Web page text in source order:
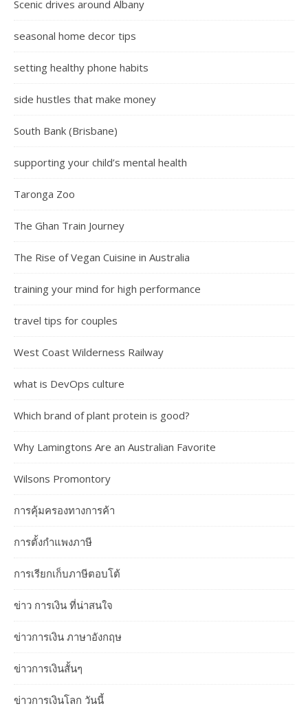
Scenic drives around Albany
seasonal home decor tips
setting healthy phone habits
side hustles that make money
South Bank (Brisbane)
supporting your child’s mental health
Taronga Zoo
The Ghan Train Journey
The Rise of Vegan Cuisine in Australia
training your mind for high performance
travel tips for couples
West Coast Wilderness Railway
what is DevOps culture
Which brand of plant protein is good?
Why Lamingtons Are an Australian Favorite
Wilsons Promontory
การคุ้มครองทางการค้า
การตั้งกำแพงภาษี
การเรียกเก็บภาษีตอบโต้
ข่าว การเงิน ที่น่าสนใจ
ข่าวการเงิน ภาษาอังกฤษ
ข่าวการเงินสั้นๆ
ข่าวการเงินโลก วันนี้